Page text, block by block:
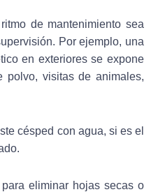
de mantenimiento sea
Por ejemplo, una
en exteriores se expone
polvo, visitas de animales,
césped con agua, si es el
eliminar hojas secas o